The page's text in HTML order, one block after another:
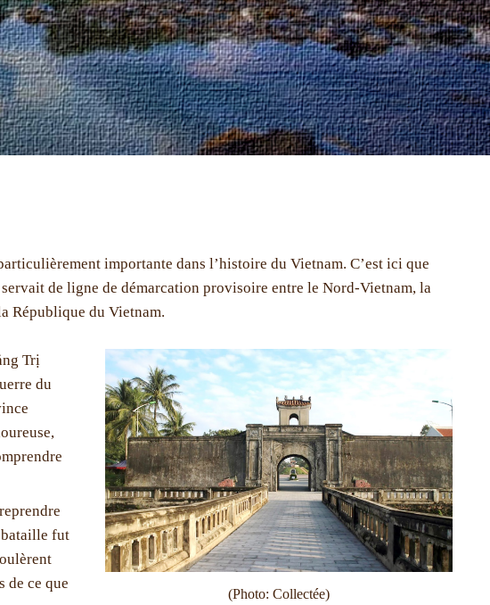
importante dans l’histoire du Vietnam. C’est ici que
de ligne de démarcation provisoire entre le Nord-Vietnam, la
République du Vietnam.
Trị
du
bataille fut
de ce que
(Photo: Collectée)